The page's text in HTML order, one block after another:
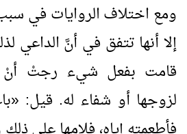
ومع اختلاف الروايات في
إلا أنها تتفق في أنَّ الداعي
قامت بفعل شيء رجتْ أنْ
لزوجها أو شفاء له. قيل: «